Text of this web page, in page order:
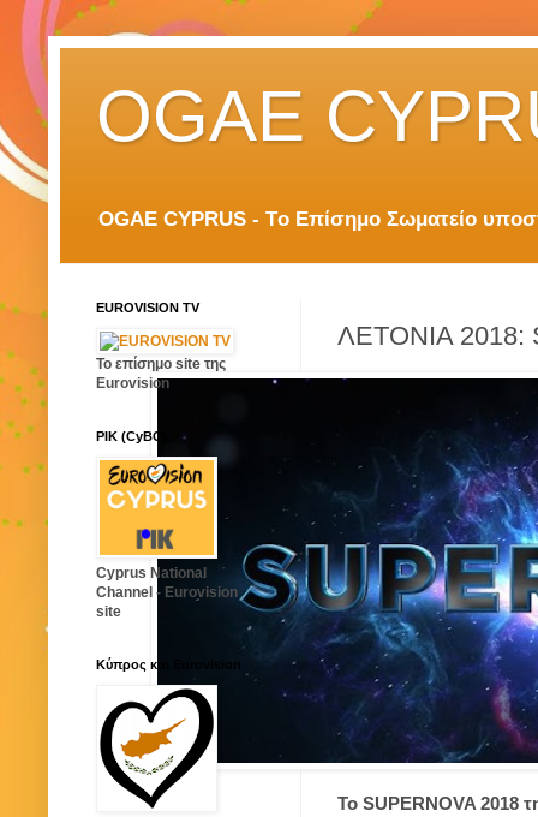
OGAE
OGAE CYPRUS - Tο Επίσημο Σωματείο
ΛΕΤΟΝΙΑ 2018:
Το SUPERNOVA 2018
EUROVISION TV
Το επίσημο site της
Eurovision
ΡΙΚ (CyBC)
Cyprus National
Channel - Eurovision
site
Κύπρος και Eurovision